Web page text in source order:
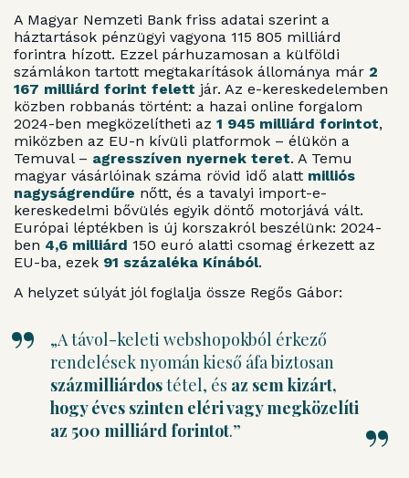
A Magyar Nemzeti Bank friss adatai szerint a
háztartások pénzügyi vagyona 115 805 milliárd
forintra hízott. Ezzel párhuzamosan a külföldi
számlákon tartott megtakarítások állománya már 2
167 milliárd forint felett jár. Az e-kereskedelemben
közben robbanás történt: a hazai online forgalom
2024-ben megközelítheti az 1 945 milliárd forintot,
miközben az EU-n kívüli platformok – élükön a
Temuval – agresszíven nyernek teret. A Temu
magyar vásárlóinak száma rövid idő alatt milliós
nagyságrendűre nőtt, és a tavalyi import-e-
kereskedelmi bővülés egyik döntő motorjává vált.
Európai léptékben is új korszakról beszélünk: 2024-
ben 4,6 milliárd 150 euró alatti csomag érkezett az
EU-ba, ezek 91 százaléka Kínából.
A helyzet súlyát jól foglalja össze Regős Gábor:
„A távol-keleti webshopokból érkező
rendelések nyomán kieső áfa biztosan
százmilliárdostétel, és az sem kizárt,
hogy éves szinten eléri vagy megközelíti
az 500 milliárd forintot.”